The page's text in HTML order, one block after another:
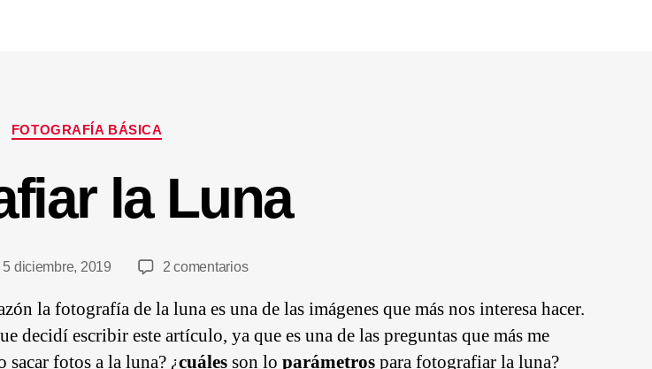
FOTOGRAFÍA BÁSICA
la Luna
5 diciembre, 2019 2 comentarios
la fotografía de la luna es una de las imágenes que más nos interesa hacer.
decidí escribir este artículo, ya que es una de las preguntas que más me
sacar fotos a la luna? ¿cuálesson lo parámetrospara fotografiar la luna?